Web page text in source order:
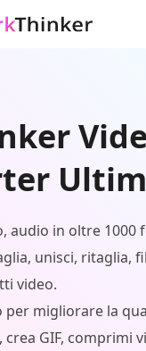
audio in oltre 1000
unisci, ritaglia,
video.
per migliorare la
crea GIF, comprimi